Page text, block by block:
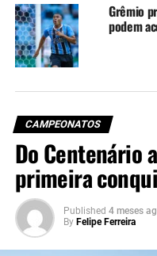
Os canais SporTV e
vivo.
Flavio Rodrigues de
Carvalho Van Gasse e
Rodrigo Guarizo
paulista).
Como
confronto
Grêmio
podem
CAMPEONATOS
Do Centenário
primeira
Published 4 meses
By Felipe Ferreira